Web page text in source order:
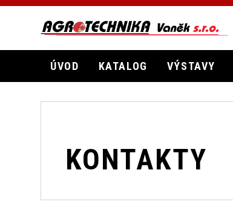
ÚVOD KATALOG VÝSTAVY
KONTAKTY